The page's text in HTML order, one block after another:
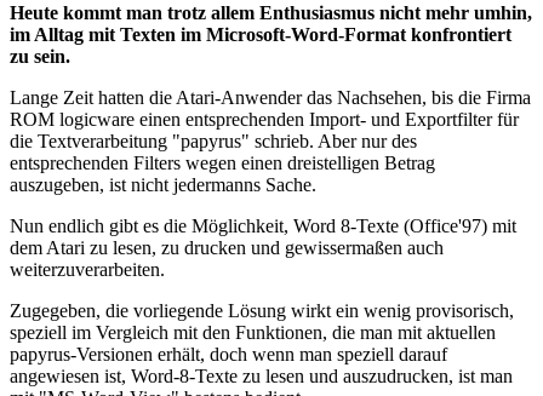
Heute kommt man trotz allem Enthusiasmus nicht mehr umhin,
im Alltag mit Texten im Microsoft-Word-Format konfrontiert
zu sein.
Lange Zeit hatten die Atari-Anwender das Nachsehen, bis die Firma
ROM logicware einen entsprechenden Import- und Exportfilter für
die Textverarbeitung "papyrus" schrieb. Aber nur des
entsprechenden Filters wegen einen dreistelligen Betrag
auszugeben, ist nicht jedermanns Sache.
Nun endlich gibt es die Möglichkeit, Word 8-Texte (Office'97) mit
dem Atari zu lesen, zu drucken und gewissermaßen auch
weiterzuverarbeiten.
Zugegeben, die vorliegende Lösung wirkt ein wenig provisorisch,
speziell im Vergleich mit den Funktionen, die man mit aktuellen
papyrus-Versionen erhält, doch wenn man speziell darauf
angewiesen ist, Word-8-Texte zu lesen und auszudrucken, ist man